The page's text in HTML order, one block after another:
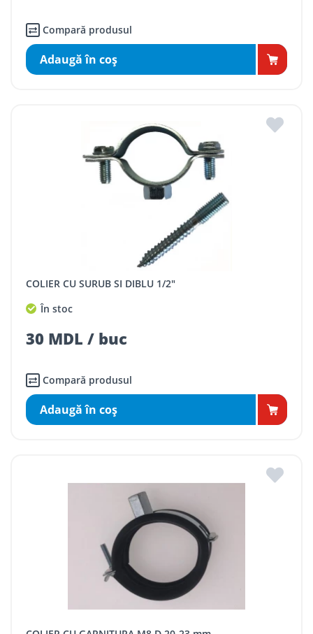
Compară produsul
Adaugă în coş
COLIER CU SURUB SI DIBLU 1/2"
În stoc
30 MDL / buc
Compară produsul
Adaugă în coş